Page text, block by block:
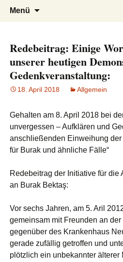
burak
Menü
Redebeitrag: Einige
unserer heutigen
Gedenkveranstaltung:
18. April 2018 Allgemein
Gehalten am 8. April 2018 bei
unvergessen – Aufklären und
anschließenden Einweihung der
für Burak und ähnliche Fälle“
Redebeitrag der Initiative für die
an Burak Bektaş:
Vor sechs Jahren, am 5. Aril
gemeinsam mit Freunden an
gegenüber des Krankenhaus
gerade zufällig getroffen und
plötzlich ein unbekannter älterer